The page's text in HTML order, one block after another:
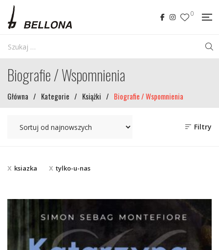
0
Biografie / Wspomnienia
Główna / Kategorie / Książki / Biografie / Wspomnienia
Filtry
ksiazka tylko-u-nas